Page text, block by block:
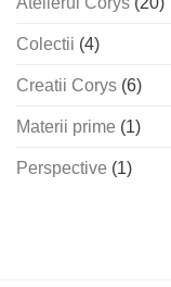
Colectii (4)
Creatii Corys (6)
Materii prime (1)
Perspective (1)